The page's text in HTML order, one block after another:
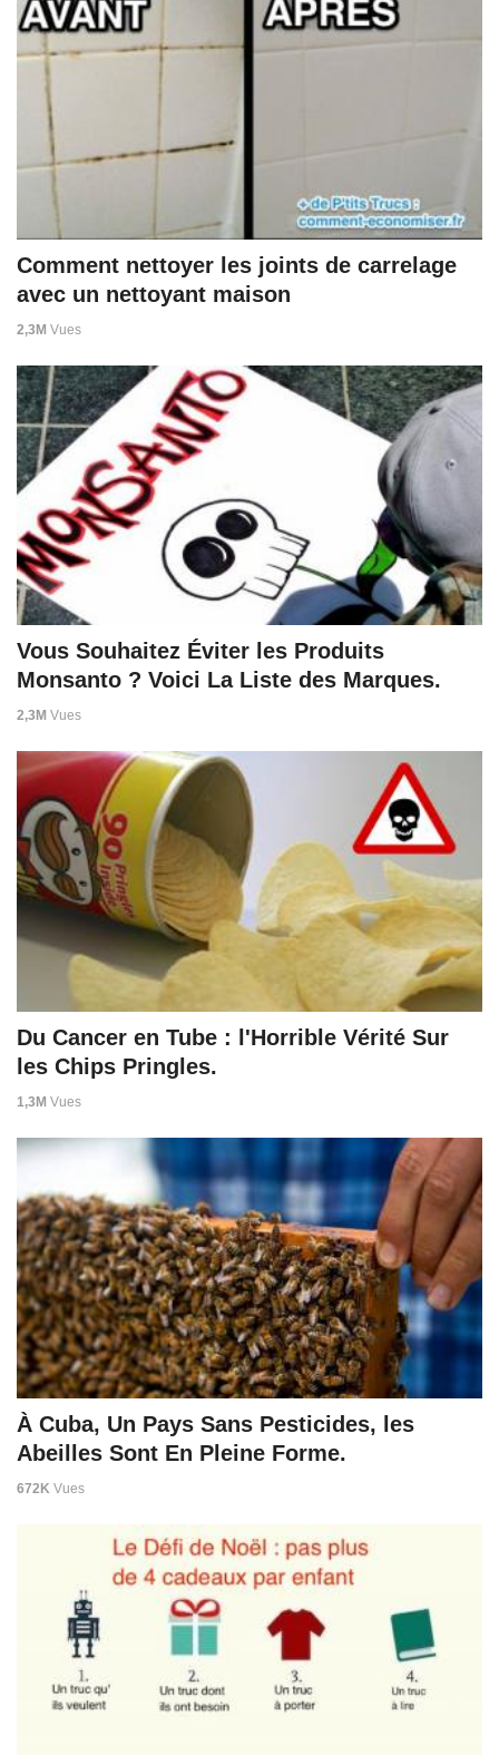
Comment nettoyer les joints de carrelage
avec un nettoyant maison
2,3M Vues
Vous Souhaitez Éviter les Produits
Monsanto ? Voici La Liste des Marques.
2,3M Vues
Du Cancer en Tube : l'Horrible Vérité Sur
les Chips Pringles.
1,3M Vues
À Cuba, Un Pays Sans Pesticides, les
Abeilles Sont En Pleine Forme.
672K Vues